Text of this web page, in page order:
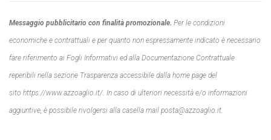
Messaggio pubblicitario con finalità promozionale. Per le condizioni
economiche e contrattuali e per quanto non espressamente indicato è necessario
fare riferimento ai Fogli Informativi ed alla Documentazione Contrattuale
reperibili nella sezione Trasparenza accessibile dalla home page del
sito https://www.azzoaglio.it/. In caso di ulteriori necessità e/o informazioni
aggiuntive, è possibile rivolgersi alla casella mail posta@azzoaglio.it.